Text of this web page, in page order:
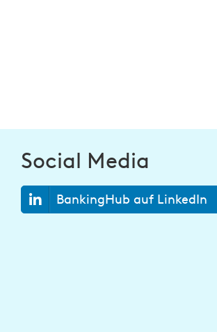
Social Media
BankingHub auf LinkedIn